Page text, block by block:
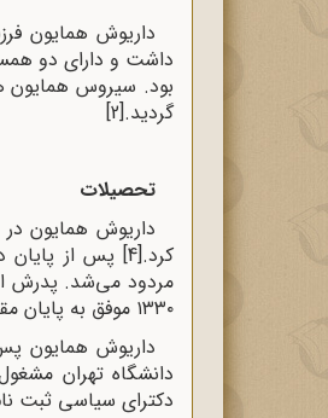
داریوش همایون فرزند نوراله در
بود. سیروس همایون
گردید.[2]
تحصیلات
داریوش همایون در
کرد.[4]
مردود می‌شد. پدرش او
۱۳۳۰ موفق به پایان مقطع متوسطه شد.
داریوش همایون
دکترای سیاسی ثبت